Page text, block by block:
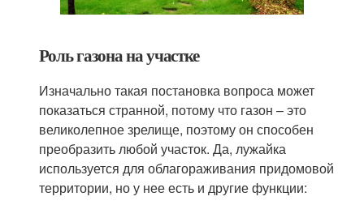
Роль газона на участке
Изначально такая постановка вопроса может
показаться странной, потому что газон – это
великолепное зрелище, поэтому он способен
преобразить любой участок. Да, лужайка
используется для облагораживания придомовой
территории, но у нее есть и другие функции: